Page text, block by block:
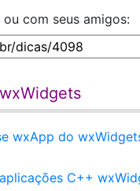
com seus amigos:
wxApp do
C++